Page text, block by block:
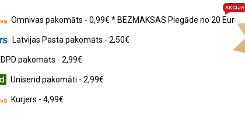
Omnivas pakomāts - 0,99€ * BEZMAKSAS Piegāde no 20 Eur
AKCIJA
Latvijas Pasta pakomāts - 2,50€
DPD pakomāts - 2,99€
Unisend pakomāti - 2,99€
Kurjers - 4,99€